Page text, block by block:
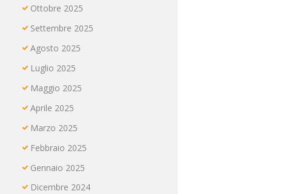
Ottobre 2025
Settembre 2025
Agosto 2025
Luglio 2025
Maggio 2025
Aprile 2025
Marzo 2025
Febbraio 2025
Gennaio 2025
Dicembre 2024